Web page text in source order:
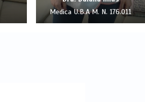
Medica U.B.A M. N. 176.011